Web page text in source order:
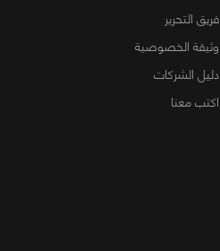
فريق التحرير
وثيقة الخصوصية
دليل الشركات
اكتب معنا